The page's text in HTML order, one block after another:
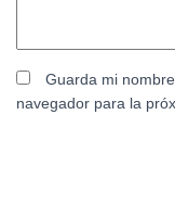
Guarda mi
navegador para la